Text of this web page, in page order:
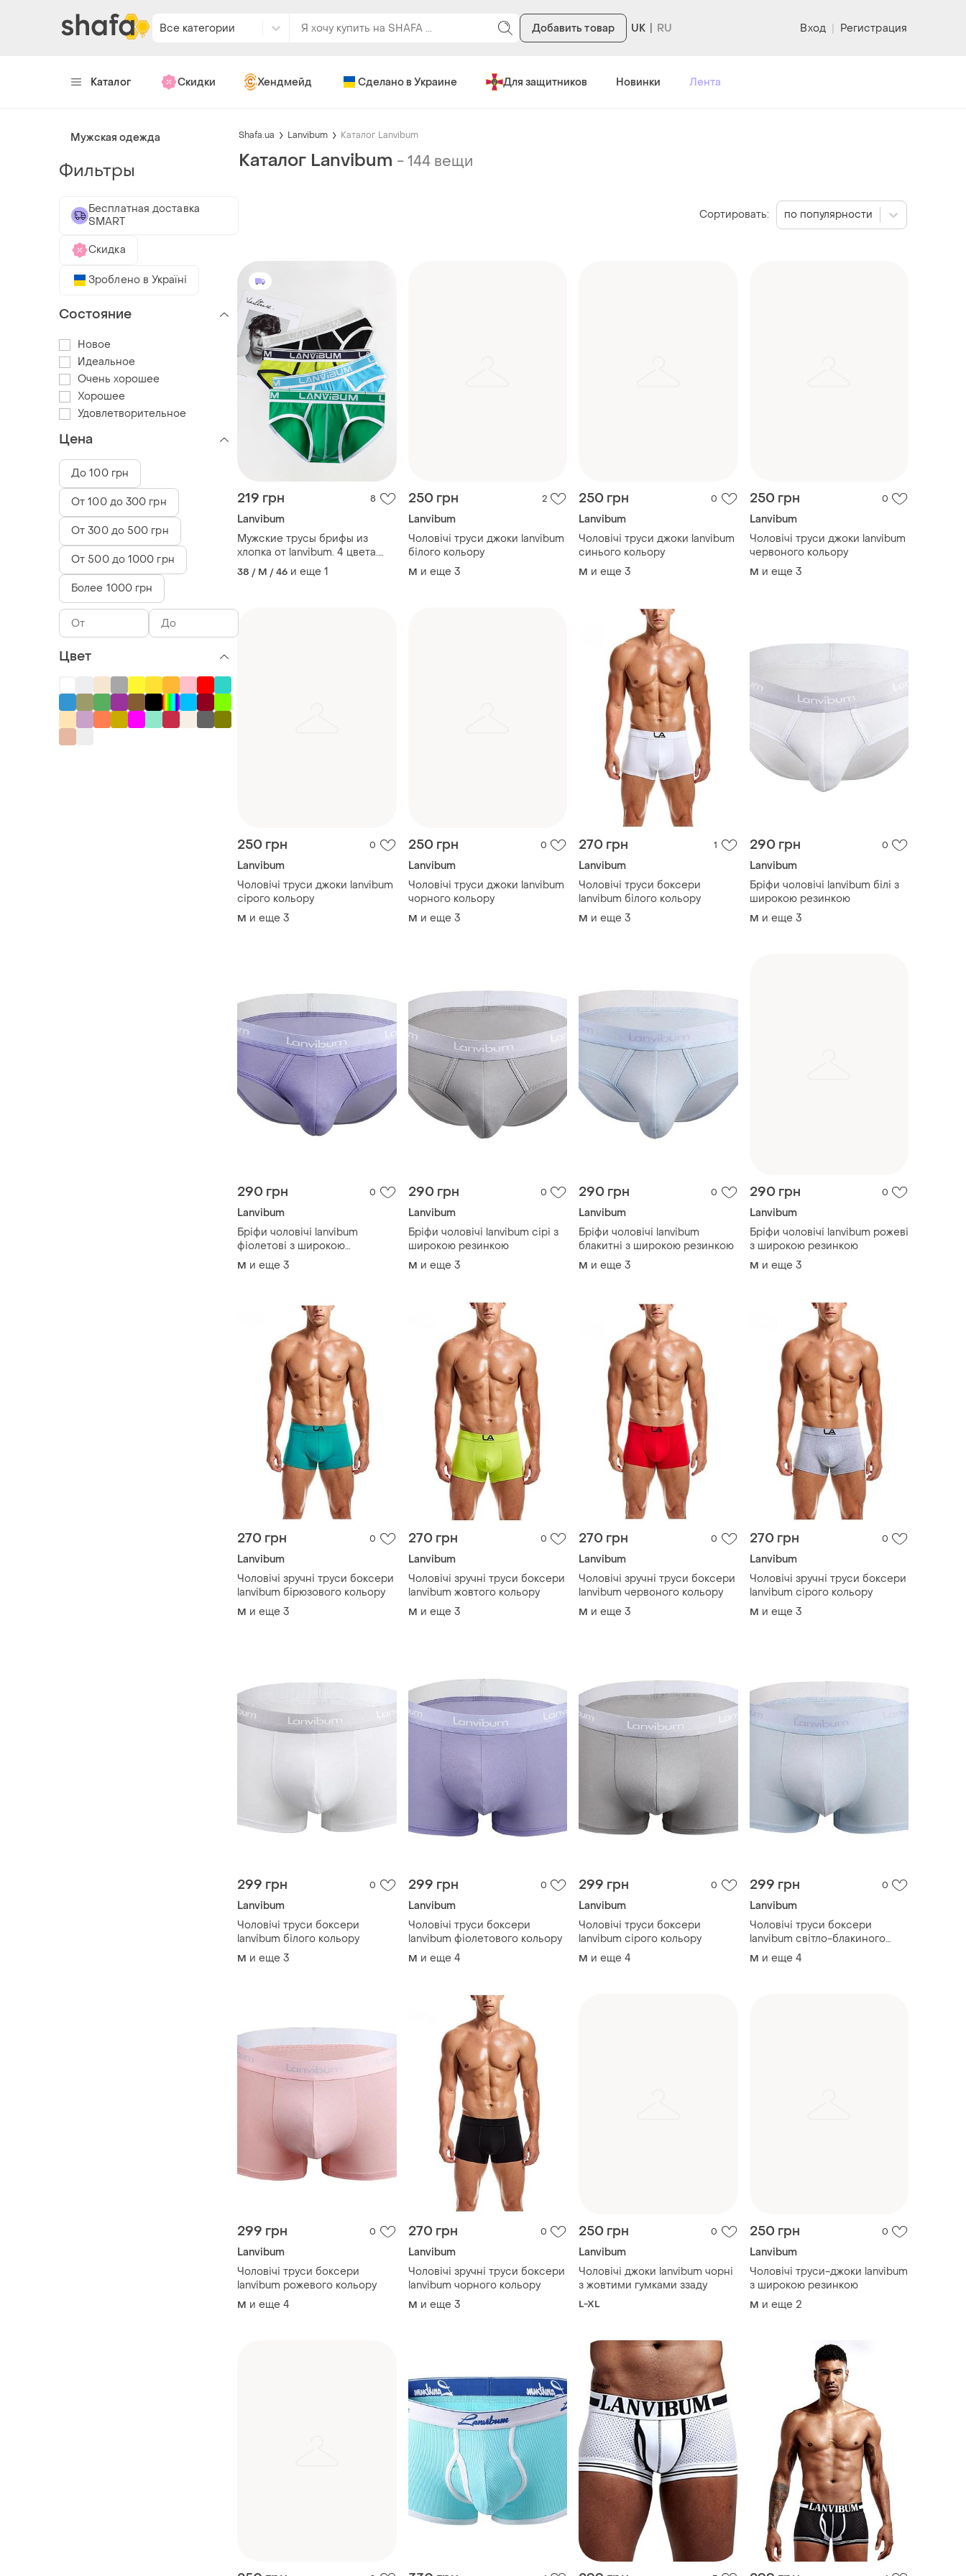
Все категории Добавить товар UK Вход | Регистрация
Каталог Скидки Хендмейд Сделано в Украине Для защитников Новинки Лента
Shafa.ua Lanvibum Каталог Lanvibum
Каталог Lanvibum -144 вещи
219 грн 8
Lanvibum
Мужские трусы брифы из
хлопка от lanvibum. 4 цвета.
скидка от 2 шт
38 / M / 46 и еще 1
250 грн 2
Lanvibum
Чоловічі труси джоки lanvibum
білого кольору
M и еще 3
250 грн 0
Lanvibum
Чоловічі труси джоки lanvibum
синього кольору
M и еще 3
250 грн 0
Lanvibum
Чоловічі труси джоки lanvibum
червоного кольору
M и еще 3
250 грн 0
Lanvibum
Чоловічі труси джоки lanvibum
сірого кольору
M и еще 3
250 грн 0
Lanvibum
Чоловічі труси джоки lanvibum
чорного кольору
M и еще 3
270 грн 1
Lanvibum
Чоловічі труси боксери
lanvibum білого кольору
M и еще 3
290 грн 0
Lanvibum
Бріфи чоловічі lanvibum білі з
широкою резинкою
M и еще 3
290 грн 0
Lanvibum
Бріфи чоловічі lanvibum
фіолетові з широкою
резинкою
M и еще 3
290 грн 0
Lanvibum
Бріфи чоловічі lanvibum сірі з
широкою резинкою
M и еще 3
290 грн 0
Lanvibum
Бріфи чоловічі lanvibum
блакитні з широкою резинкою
M и еще 3
290 грн 0
Lanvibum
Бріфи чоловічі lanvibum рожеві
з широкою резинкою
M и еще 3
270 грн 0
Lanvibum
Чоловічі зручні труси боксери
lanvibum бірюзового кольору
M и еще 3
270 грн 0
Lanvibum
Чоловічі зручні труси боксери
lanvibum жовтого кольору
M и еще 3
270 грн 0
Lanvibum
Чоловічі зручні труси боксери
lanvibum червоного кольору
M и еще 3
270 грн 0
Lanvibum
Чоловічі зручні труси боксери
lanvibum сірого кольору
M и еще 3
299 грн 0
Lanvibum
Чоловічі труси боксери
lanvibum білого кольору
M и еще 3
299 грн 0
Lanvibum
Чоловічі труси боксери
lanvibum фіолетового кольору
M и еще 4
299 грн 0
Lanvibum
Чоловічі труси боксери
lanvibum сірого кольору
M и еще 4
299 грн 0
Lanvibum
Чоловічі труси боксери
lanvibum світло-блакиного
кольору
M и еще 4
299 грн 0
Lanvibum
Чоловічі труси боксери
lanvibum рожевого кольору
M и еще 4
270 грн 0
Lanvibum
Чоловічі зручні труси боксери
lanvibum чорного кольору
M и еще 3
250 грн 0
Lanvibum
Чоловічі джоки lanvibum чорні
з жовтими гумками ззаду
L-XL
250 грн 0
Lanvibum
Чоловічі труси-джоки lanvibum
з широкою резинкою
M и еще 2
Сортировать: по популярности
Мужская одежда
Фильтры
Бесплатная доставка
SMART
Скидка
Зроблено в Україні
Состояние
Новое
Идеальное
Очень хорошее
Хорошее
Удовлетворительное
Цена
До 100 грн
От 100 до 300 грн
От 300 до 500 грн
От 500 до 1000 грн
Более 1000 грн
Цвет